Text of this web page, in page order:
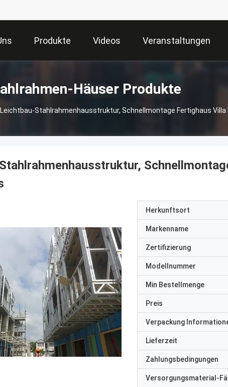
Produkte Videos Veranstaltungen
Häuser Produkte
Leichtbau-Stahlrahmenhausstruktur, Schnellmontage Fertighaus Villa
Herkunftsort
Markenname
Zertifizierung
Modellnummer
Min Bestellmenge
Preis
Verpackung
Lieferzeit
Zahlungsbedingungen
Versorgungsmaterial-